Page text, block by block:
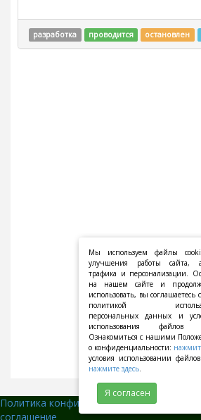
разработка проводится остановлен
Политика конфиденциальности||
соглашение
Мы используем файлы
улучшения работы сайта,
трафика и персонализации.
на нашем сайте и
использовать, вы соглашаетесь
политикой
персональных данных и
использования файлов
Ознакомиться с нашими
о конфиденциальности:
условия использовании
нажмите здесь.
Я согласен